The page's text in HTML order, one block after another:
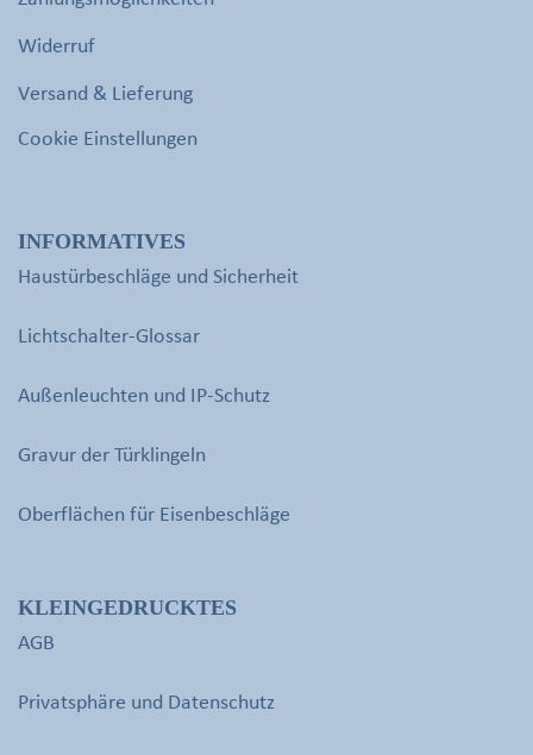
Widerruf
Versand & Lieferung
Cookie Einstellungen
INFORMATIVES
Haustürbeschläge und Sicherheit
Lichtschalter-Glossar
Außenleuchten und IP-Schutz
Gravur der Türklingeln
Oberflächen für Eisenbeschläge
KLEINGEDRUCKTES
AGB
Privatsphäre und Datenschutz